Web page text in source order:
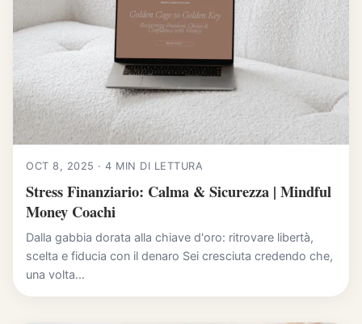
OCT 8, 2025 · 4 MIN DI LETTURA
Stress Finanziario: Calma & Sicurezza | Mindful
Money Coachi
Dalla gabbia dorata alla chiave d'oro: ritrovare libertà,
scelta e fiducia con il denaro Sei cresciuta credendo che,
una volta...